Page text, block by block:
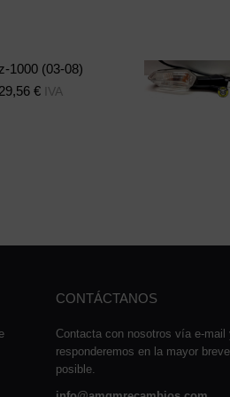
1000 (03-08)
29,56 € IVA
CONTÁCTANOS
Contacta con nosotros vía e-mail
responderemos en la mayor
posible.